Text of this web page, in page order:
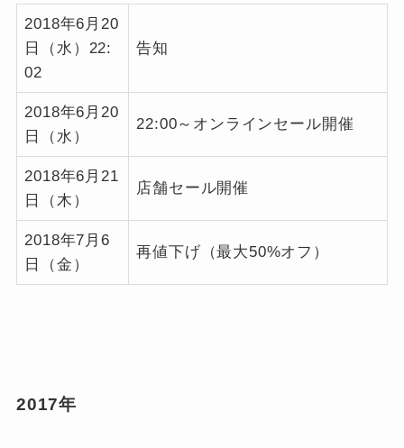
2018年6月20
日（水）22:
02
告知
2018年6月20
日（水）
22:00～オンラインセール開催
2018年6月21
日（木）
店舗セール開催
2018年7月6
日（金）
再値下げ（最大50%オフ）
2017年